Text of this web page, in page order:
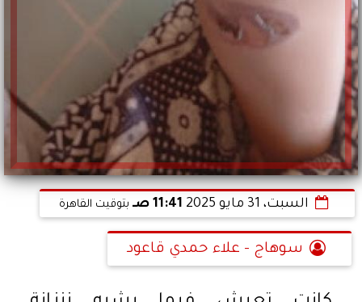
السبت، 31 مايو 2025 11:41 صـ بتوقيت القاهرة
سوهاج - علاء حمدي قاعود